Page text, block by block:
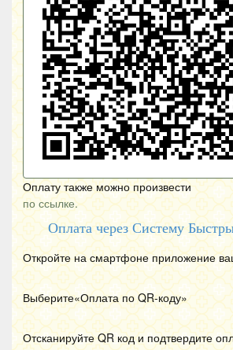
Оплату также можно произвести
по ссылке.
Оплата через Систему
Откройте на смартфоне приложение
Выберите«Оплата по QR-коду»
Отсканируйте QR код и подтвердите